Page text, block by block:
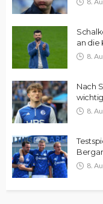
an die
8.
Nach
8.
8.